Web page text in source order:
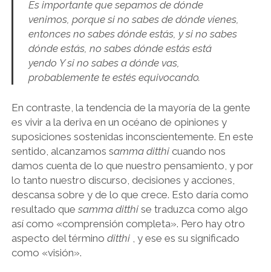
Es importante que sepamos de dónde
venimos, porque si no sabes de dónde vienes,
entonces no sabes dónde estás, y si no sabes
dónde estás, no sabes dónde estás está
yendo Y si no sabes a dónde vas,
probablemente te estés equivocando.
En contraste, la tendencia de la mayoría de la gente
es vivir a la deriva en un océano de opiniones y
suposiciones sostenidas inconscientemente. En este
sentido, alcanzamos samma ditthicuando nos
damos cuenta de lo que nuestro pensamiento, y por
lo tanto nuestro discurso, decisiones y acciones,
descansa sobre y de lo que crece. Esto daría como
resultado que samma ditthi se traduzca como algo
así como «comprensión completa». Pero hay otro
aspecto del término ditthi, y ese es su significado
como «visión».